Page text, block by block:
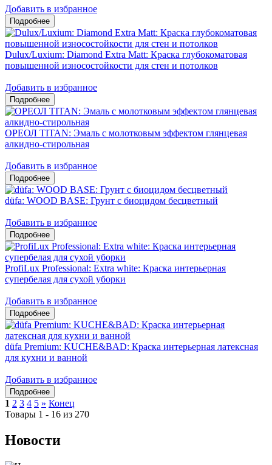
Добавить в избранное
Dulux/Luxium: Diamond Extra Matt: Краска глубокоматовая
повышенной износостойкости для стен и потолков
Добавить в избранное
ОРЕОЛ TITAN: Эмаль с молотковым эффектом глянцевая
алкидно-стирольная
Добавить в избранное
düfa: WOOD BASE: Грунт с биоцидом бесцветный
Добавить в избранное
ProfiLux Professional: Extra white: Краска интерьерная
супербелая для сухой уборки
Добавить в избранное
düfa Premium: KUCHE&BAD: Краска интерьерная латексная
для кухни и ванной
Добавить в избранное
1 2 3 4 5 » Конец
Товары 1 - 16 из 270
Новости